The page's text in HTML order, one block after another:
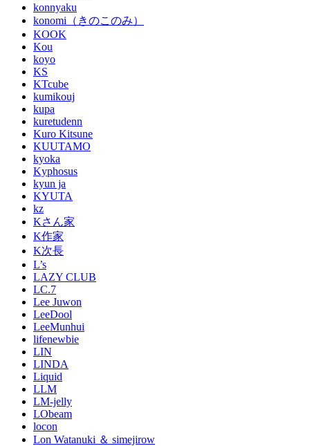
konnyaku
konomi（きのこのみ）
KOOK
Kou
koyo
KS
KTcube
kumikouj
kupa
kuretudenn
Kuro Kitsune
KUUTAMO
kyoka
Kyphosus
kyun ja
KYUTA
kz
Kさん家
K作家
K次長
L’s
LAZY CLUB
LC.7
Lee Juwon
LeeDool
LeeMunhui
lifenewbie
LIN
LINDA
Liquid
LLM
LM-jelly
LObeam
locon
Lon Watanuki ＆ simejirow